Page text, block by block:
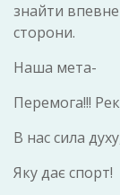
знайти
сторони.
Наша мета-
Перемога!!!
В нас сила
Яку дає спорт!